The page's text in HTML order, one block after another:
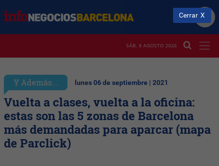
SÁB. 8 AGOSTO 2026
Y Además... lunes 06 de septiembre | 2021
Vuelta a clases, vuelta a la oficina:
estas son las 5 zonas de Barcelona
más demandadas para aparcar (mapa
de Parclick)
Cerrar